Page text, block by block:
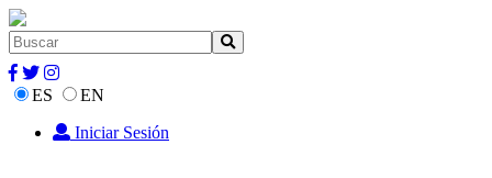
ES
EN
Iniciar Sesión